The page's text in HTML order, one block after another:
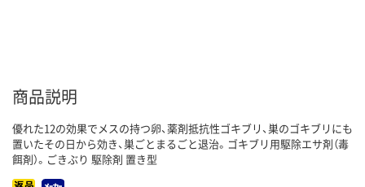
商品説明
優れた12の効果でメスの持つ卵、薬剤抵抗性ゴキブリ、巣のゴキブリにも
置いたその日から効き、巣ごとまるごと退治。ゴキブリ用駆除エサ剤（毒
餌剤）。ごきぶり 駆除剤 置き型